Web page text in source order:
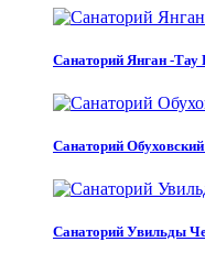
Санаторий Янган -
Санаторий
Санаторий Увильды